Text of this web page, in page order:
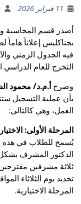
11 فبراير 2026
أصدر قسم المحاسبة
بجناكليس إعلاناً
فيه الجدول الزمني
التخرج للعام الدراسي
وصرحأ.م.د/ محمود
بأن عملية التسجيل
العمل، وهي كالتالي:
المرحلة الأولى: الاختيار الحر
يُسمح للطلاب في هذه
الدكتور المشرف
ثلاثة مشرفين
المرحلة الاختيارية.